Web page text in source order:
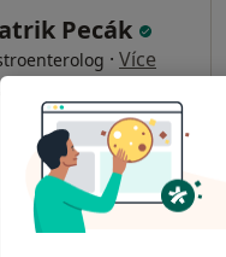
Pecák
· Více
názorů
Mapa
a.s.